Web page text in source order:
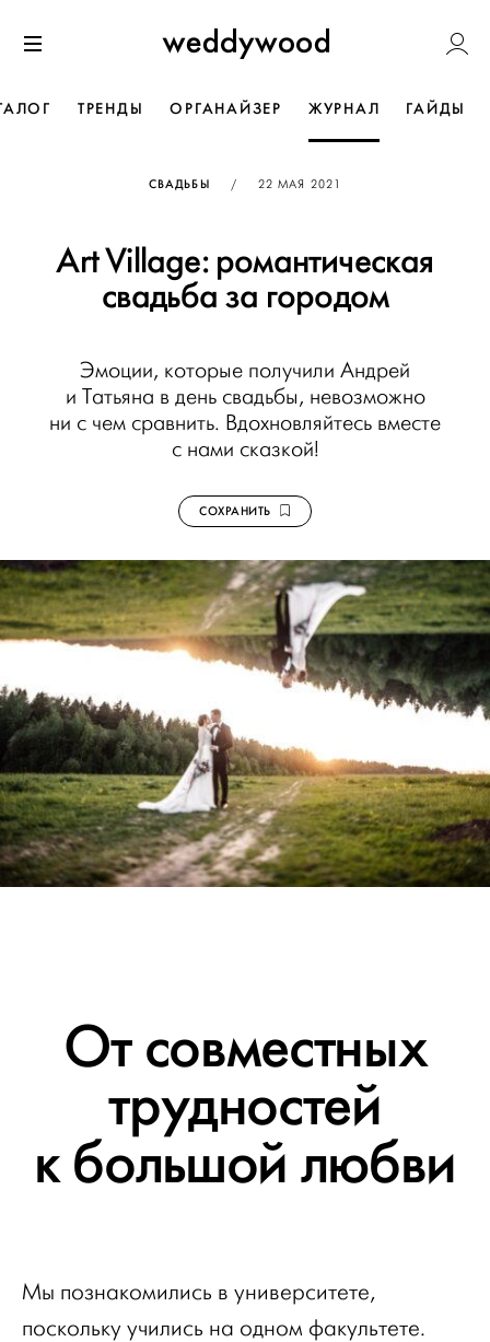
к содержанию
Weddywood
ТРЕНДЫ ОРГАНАЙЗЕР ЖУРНАЛ ГАЙДЫ
СВАДЬБЫ / ОПУБЛИКОВАНО
22 МАЯ 2021
Art Village: романтическая
свадьба за городом
Эмоции, которые получили Андрей
и Татьяна в день свадьбы, невозможно
ни с чем сравнить. Вдохновляйтесь вместе
с нами сказкой!
СОХРАНИТЬ
От совместных
трудностей
к большой любви
Мы познакомились в университете,
поскольку учились на одном факультете.